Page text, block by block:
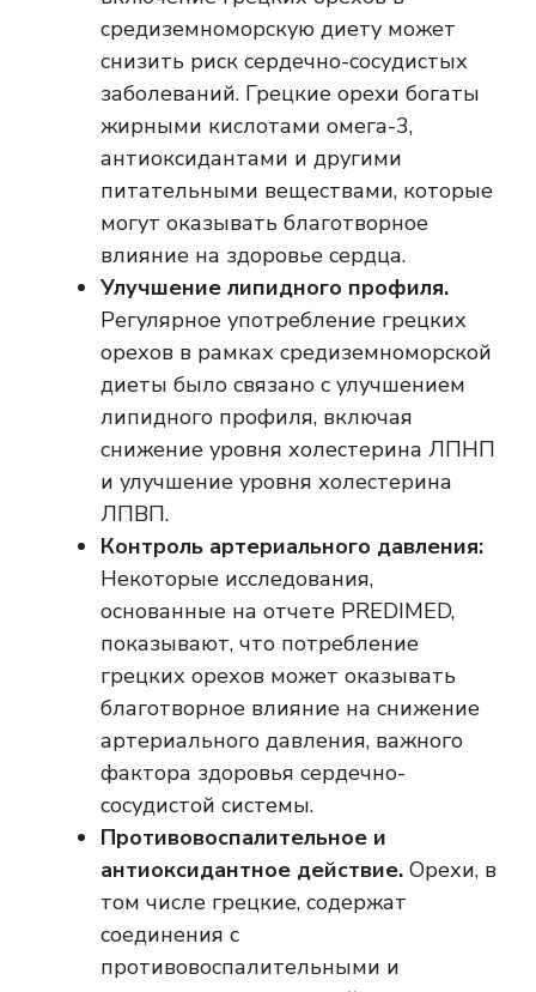
средиземноморскую диету может
снизить риск сердечно-сосудистых
заболеваний. Грецкие орехи богаты
жирными кислотами омега-3,
антиоксидантами и другими
питательными веществами, которые
могут оказывать благотворное
влияние на здоровье сердца.
Улучшение липидного профиля.
Регулярное употребление грецких
орехов в рамках средиземноморской
диеты было связано с улучшением
липидного профиля, включая
снижение уровня холестерина ЛПНП
и улучшение уровня холестерина
ЛПВП.
Контроль артериального давления:
Некоторые исследования,
основанные на отчете PREDIMED,
показывают, что потребление
грецких орехов может оказывать
благотворное влияние на снижение
артериального давления, важного
фактора здоровья сердечно-
сосудистой системы.
Противовоспалительное и
антиоксидантное действие. Орехи, в
том числе грецкие, содержат
соединения с
противовоспалительными и